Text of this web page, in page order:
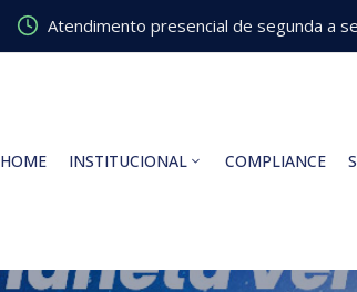
Atendimento presencial de segunda a
HOME INSTITUCIONAL COMPLIANCE